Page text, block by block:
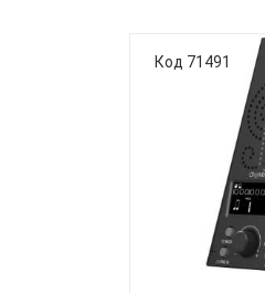
Код 71491